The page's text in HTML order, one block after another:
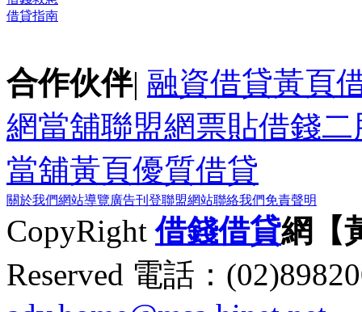
借貸指南
合作伙伴| 融資借貸黃頁
網當舖聯盟網票貼借錢二
當舖黃頁優質借貸
關於我們網站導覽廣告刊登聯盟網站聯絡我們免責聲明
CopyRight借錢借貸網【
Reserved 電話：